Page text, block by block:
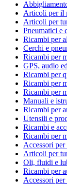
Articoli per il
Articoli per
Pneumatici e
Ricambi per
Cerchi e
Ricambi per
GPS, audio
Ricambi per
Ricambi per
Ricambi per
Manuali e
Ricambi per
Utensili e
Ricambi e
Ricambi per
Accessori per
Articoli per
Oli, fluidi e
Ricambi per
Accessori per